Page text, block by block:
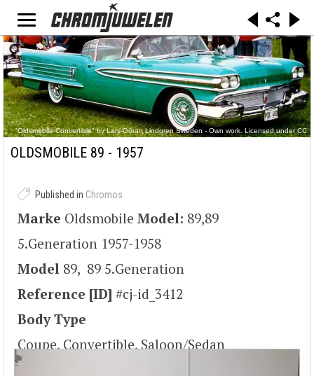
"Oldsmobile Convertible" by Lars-Göran Lindgren Sweden - Own work. Licensed under CC
BY-SA 3.0 via Commons -
OLDSMOBILE 89 - 1957
Published in Chromos
Marke Oldsmobile Model: 89,89
5.Generation 1957-1958
Model 89, 89 5.Generation
Reference [ID] #cj-id_3412
Body Type
Coupe, Convertible, Saloon/Sedan